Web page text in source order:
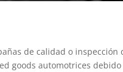
de calidad o
goods automotrices